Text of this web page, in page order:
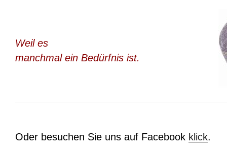
Weil es
manchmal ein Bedürfnis ist.
Oder besuchen Sie uns auf Facebook klick.